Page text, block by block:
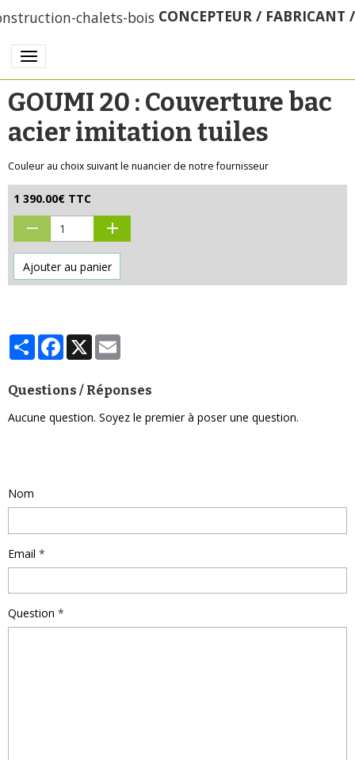
CONCEPTEUR / FABRICANT
GOUMI 20 : Couverture bac
acier imitation tuiles
Couleur au choix suivant le nuancier de notre fournisseur
1 390.00€ TTC
Ajouter au panier
PartagerFacebook
X
Questions / Réponses
Aucune question. Soyez le premier à poser une question.
Nom
Email
Question